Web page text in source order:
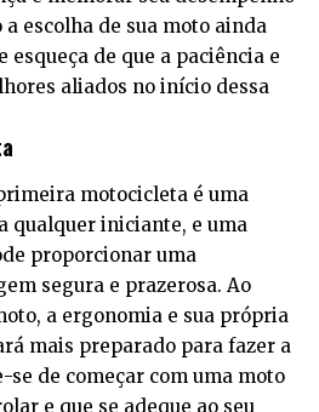
escolha de sua moto ainda
esqueça de que a paciência e
aliados no início dessa
motocicleta é uma
qualquer iniciante, e uma
proporcionar uma
segura e prazerosa. Ao
a ergonomia e sua própria
mais preparado para fazer a
se de começar com uma moto
e que se adeque ao seu